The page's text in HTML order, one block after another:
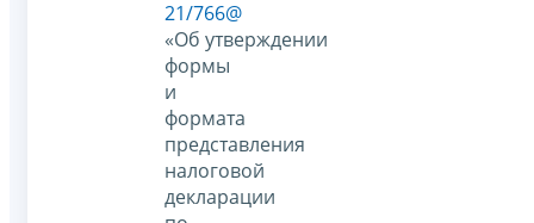
21/766@
«Об утверждении
формы
и
формата
представления
налоговой
декларации